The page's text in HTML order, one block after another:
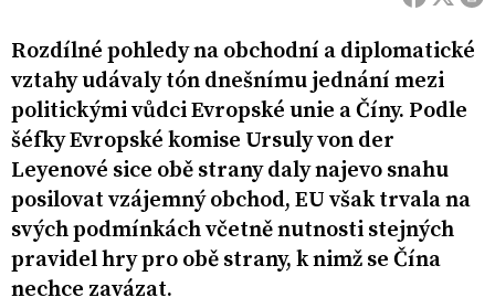
Rozdílné pohledy na obchodní a diplomatické
vztahy udávaly tón dnešnímu jednání mezi
politickými vůdci Evropské unie a Číny. Podle
šéfky Evropské komise Ursuly von der
Leyenové sice obě strany daly najevo snahu
posilovat vzájemný obchod, EU však trvala na
svých podmínkách včetně nutnosti stejných
pravidel hry pro obě strany, k nimž se Čína
nechce zavázat.